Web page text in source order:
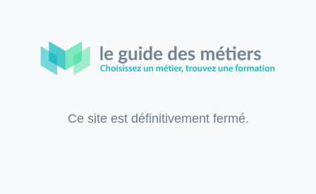
Ce site est définitivement fermé.